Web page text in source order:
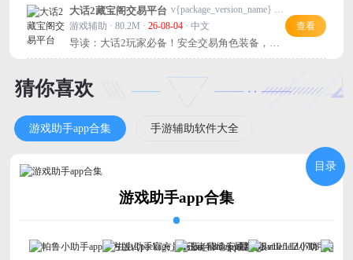
大话2藏宝阁交易平台
v{package_version_name} 安卓版
游戏辅助 · 80.2M · 26-08-04· 中文
导读：大话2玩家必备！安全交易角色装备，轻
松买卖，省心又靠谱。
查看
猜你喜欢
游戏助手app合集 手游辅助软件大全
游戏助手app合集
目录